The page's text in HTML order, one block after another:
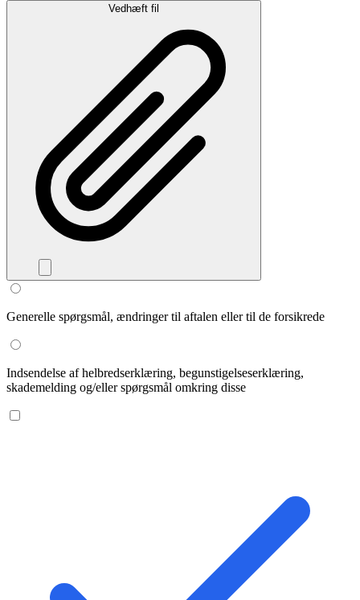
Vedhæft fil
Generelle spørgsmål, ændringer til aftalen eller til de forsikrede
Indsendelse af helbredserklæring, begunstigelseserklæring,
skademelding og/eller spørgsmål omkring disse